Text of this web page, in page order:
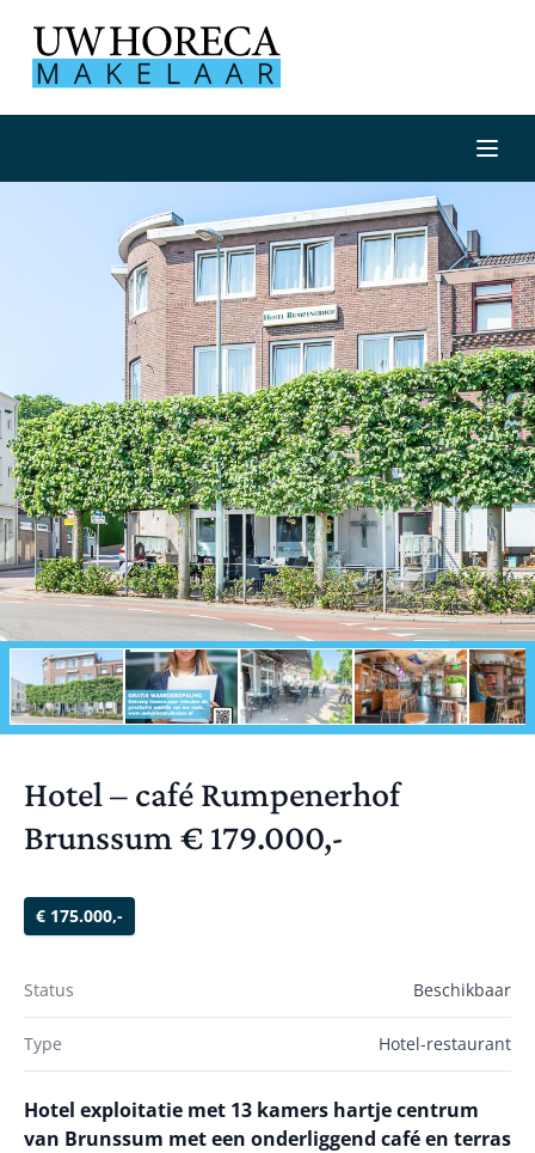
Hotel – café Rumpenerhof
Brunssum € 179.000,-
€ 175.000,-
Status Beschikbaar
Type Hotel-restaurant
Hotel exploitatie met 13 kamers hartje centrum
van Brunssum met een onderliggend café en terras